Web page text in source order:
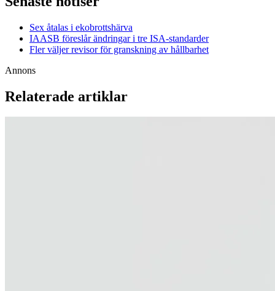
Sex åtalas i ekobrottshärva
IAASB föreslår ändringar i tre ISA-standarder
Fler väljer revisor för granskning av hållbarhet
Annons
Relaterade artiklar